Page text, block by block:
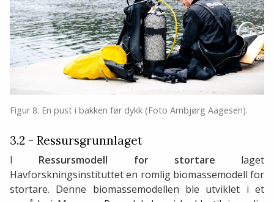
Figur 8. En pust i bakken før dykk (Foto Arnbjørg Aagesen).
3.2 - Ressursgrunnlaget
I Ressursmodell for stortare laget
Havforskningsinstituttet en romlig biomassemodell for
stortare. Denne biomassemodellen ble utviklet i et